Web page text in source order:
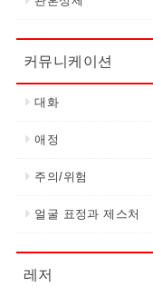
커뮤니케이션
대화
애정
주의/위험
얼굴 표정과 제스처
레저